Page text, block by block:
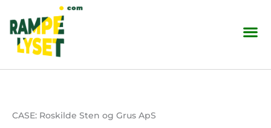
content
CASE: Roskilde Sten og Grus ApS